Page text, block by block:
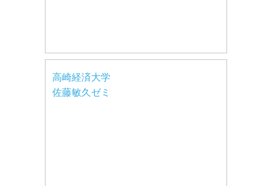
高崎経済大学
佐藤敏久ゼミ